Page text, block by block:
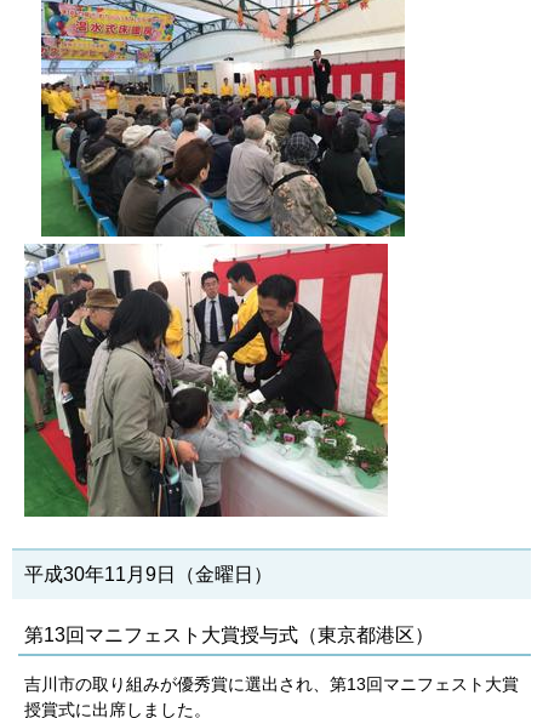
平成30年11月9日（金曜日）
第13回マニフェスト大賞授与式（東京都港区）
吉川市の取り組みが優秀賞に選出され、第13回マニフェスト大賞
授賞式に出席しました。